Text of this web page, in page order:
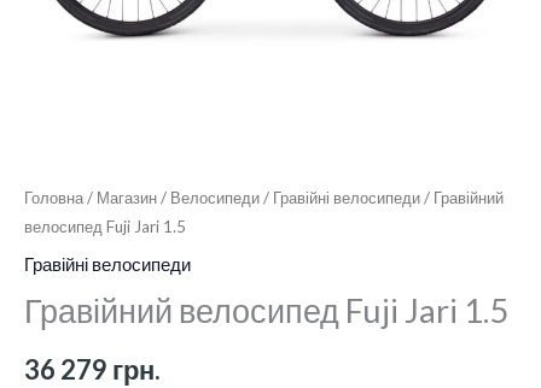
Головна/ Магазин/ Велосипеди/ Гравійні велосипеди/ Гравійний
велосипед Fuji Jari 1.5
Гравійні велосипеди
Гравійний велосипед Fuji Jari 1.5
36 279 грн.